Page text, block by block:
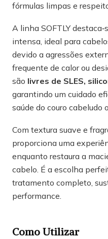
fórmulas limpas e
A linha SOFTLY
intensa, ideal para
devido a agressões
frequente de calor ou
são livres de SLES,
garantindo um cuidado
saúde do couro cabeludo
Com textura suave e
proporciona uma
enquanto restaura a
cabelo. É a escolha
tratamento completo,
performance.
Como Utilizar